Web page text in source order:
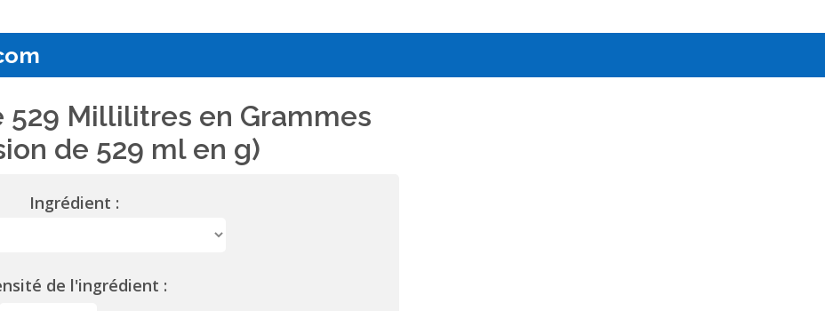
529 Millilitres en Grammes
de 529 ml en g)
Ingrédient :
de l'ingrédient :